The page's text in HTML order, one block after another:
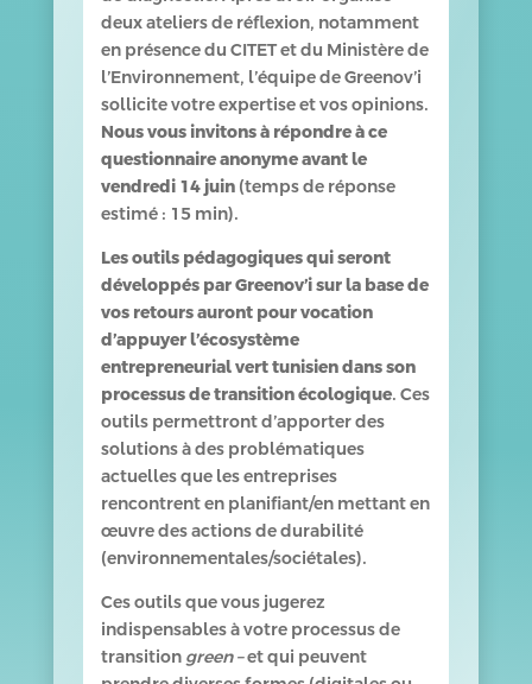
deux ateliers de réflexion, notamment
en présence du CITET et du Ministère de
l’Environnement, l’équipe de Greenov’i
sollicite votre expertise et vos opinions.
Nous vous invitons à répondre à ce
questionnaire anonyme avant le
vendredi 14 juin (temps de réponse
estimé : 15 min).
Les outils pédagogiques qui seront
développés par Greenov’i sur la base de
vos retours auront pour vocation
d’appuyer l’écosystème
entrepreneurial vert tunisien dans son
processus de transition écologique. Ces
outils permettront d’apporter des
solutions à des problématiques
actuelles que les entreprises
rencontrent en planifiant/en mettant en
œuvre des actions de durabilité
(environnementales/sociétales).
Ces outils que vous jugerez
indispensables à votre processus de
transition green –et qui peuvent